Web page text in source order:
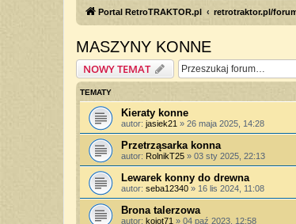
Portal RetroTRAKTOR.pl retrotraktor.pl/
MASZYNY KONNE
NOWY TEMAT
TEMATY
Kieraty konne
autor: jasiek21 » 26 maja 2025, 14:28
Przetrząsarka konna
autor: RolnikT25 » 03 sty 2025, 22:13
Lewarek konny do drewna
autor: seba12340 » 16 lis 2024, 11:08
Brona talerzowa
autor: kojot71 » 04 paź 2023, 12:58